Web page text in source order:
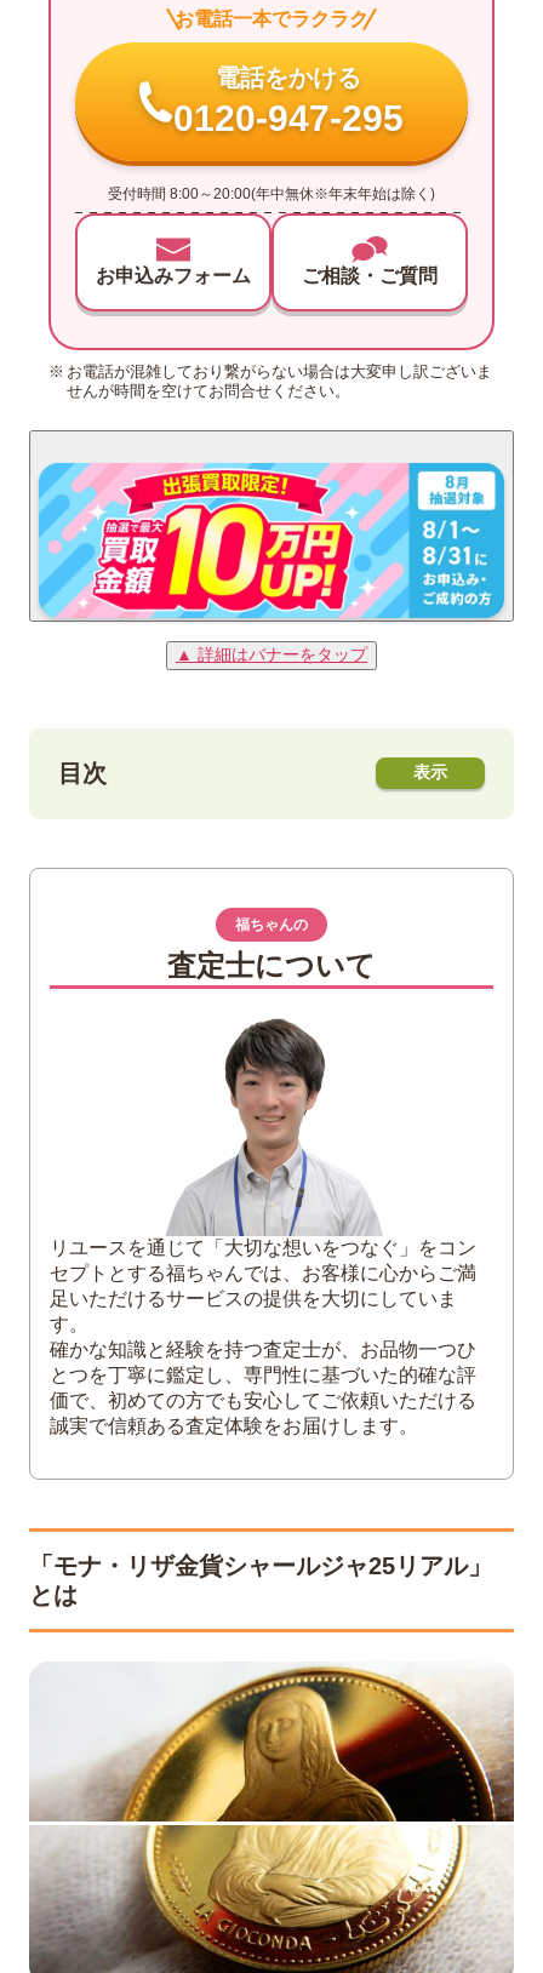
お電話一本でラクラク
電話をかける
0120-947-295
受付時間 8:00～20:00(年中無休※年末年始は除く)
お申込みフォーム ご相談・ご質問
お電話が混雑しており繋がらない場合は大変申し訳ございま
せんが時間を空けてお問合せください。
▲ 詳細はバナーをタップ
目次
金貨デザインになった「モナ・リザ」に
「モナ・リザ金貨シャールジャ25リアル」
買取価格アップのコツ
福ちゃんの
査定士について
リユースを通じて「大切な想いをつなぐ」をコン
セプトとする福ちゃんでは、お客様に心からご満
足いただけるサービスの提供を大切にしていま
す。
確かな知識と経験を持つ査定士が、お品物一つひ
とつを丁寧に鑑定し、専門性に基づいた的確な評
価で、初めての方でも安心してご依頼いただける
誠実で信頼ある査定体験をお届けします。
「モナ・リザ金貨シャールジャ25リアル」
とは